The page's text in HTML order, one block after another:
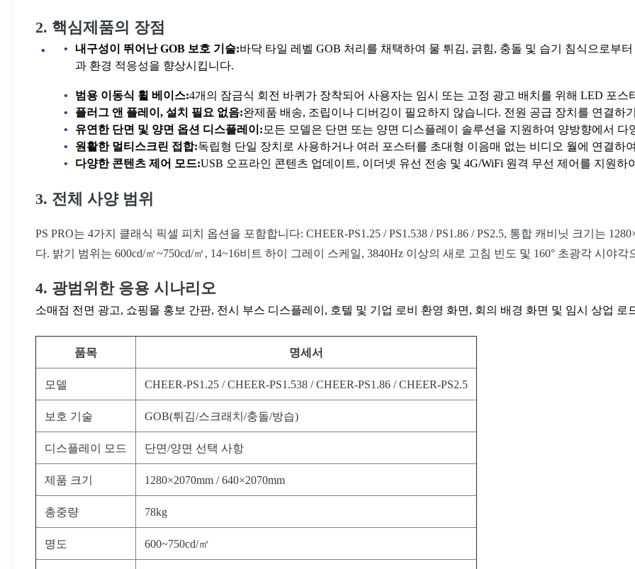
2. 핵심제품의 장점
내구성이 뛰어난 GOB 보호 기술:바닥 타일 레벨 GOB 처리를 채택하여 물 튀김, 긁힘, 충돌 및 습기 침식으로부
과 환경 적응성을 향상시킵니다.
범용 이동식 휠 베이스:4개의 잠금식 회전 바퀴가 장착되어 사용자는 임시 또는 고정 광고 배치를 위해 LED 포
플러그 앤 플레이, 설치 필요 없음:완제품 배송, 조립이나 디버깅이 필요하지 않습니다. 전원 공급 장치를 연결하
유연한 단면 및 양면 옵션 디스플레이: 모든 모델은 단면 또는 양면 디스플레이 솔루션을 지원하여 양방향에서 다
원활한 멀티스크린 접합:독립형 단일 장치로 사용하거나 여러 포스터를 초대형 이음매 없는 비디오 월에 연결하
다양한 콘텐츠 제어 모드:USB 오프라인 콘텐츠 업데이트, 이더넷 유선 전송 및 4G/WiFi 원격 무선 제어를 지원
3. 전체 사양 범위
PS PRO는 4가지 클래식 픽셀 피치 옵션을 포함합니다: CHEER-PS1.25 / PS1.538 / PS1.86 / PS2.5, 통합 캐비닛 크기는
다. 밝기 범위는 600cd/㎡~750cd/㎡, 14~16비트 하이 그레이 스케일, 3840Hz 이상의 새로 고침 빈도 및 160° 초광각 시야
4. 광범위한 응용 시나리오
소매점 전면 광고, 쇼핑몰 홍보 간판, 전시 부스 디스플레이, 호텔 및 기업 로비 환영 화면, 회의 배경 화면 및 임시 상업 로
품목 명세서
모델 CHEER-PS1.25 / CHEER-PS1.538 / CHEER-PS1.86 / CHEER-PS2.5
보호 기술 GOB(튀김/스크래치/충돌/방습)
디스플레이 모드 단면/양면 선택 사항
제품 크기 1280×2070mm / 640×2070mm
총중량 78kg
명도 600~750cd/㎡